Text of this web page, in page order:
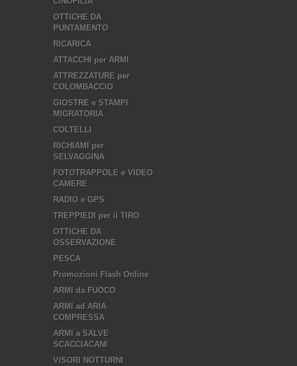
OTTICHE DA
PUNTAMENTO
RICARICA
ATTACCHI per ARMI
ATTREZZATURE per
COLOMBACCIO
GIOSTRE e STAMPI
MIGRATORIA
COLTELLI
RICHIAMI per
SELVAGGINA
FOTOTRAPPOLE e VIDEO
CAMERE
RADIO e GPS
TREPPIEDI per il TIRO
OTTICHE DA
OSSERVAZIONE
PESCA
Promozioni Flash Online
ARMI da FUOCO
ARMI ad ARIA
COMPRESSA
ARMI a SALVE
SCACCIACANI
VISORI NOTTURNI